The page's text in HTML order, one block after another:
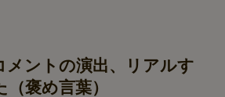
メントの演出、リアルす
褒め言葉）